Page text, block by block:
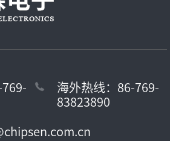
海外热线：86-769-
83823890